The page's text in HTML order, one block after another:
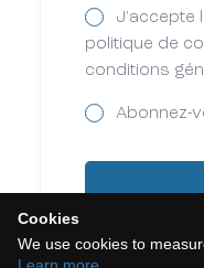
J'accepte
politique de
conditions
Abonnez-
Cookies
We use cookies to